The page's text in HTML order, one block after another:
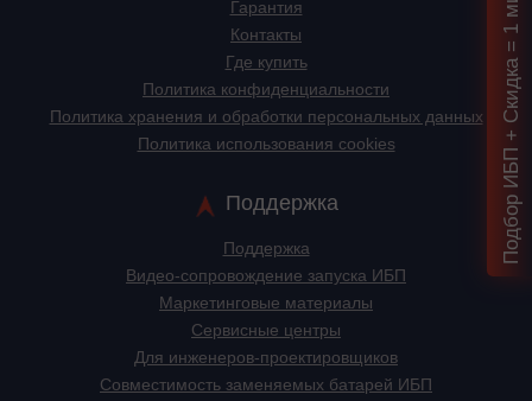
Гарантия
Контакты
Где купить
Политика конфиденциальности
Политика хранения и обработки персональных данных
Политика использования cookies
Поддержка
Поддержка
Видео-сопровождение запуска ИБП
Маркетинговые материалы
Сервисные центры
Для инженеров-проектировщиков
Cовместимость заменяемых батарей ИБП
Подбор ИБП + Скидка = 1 мин!